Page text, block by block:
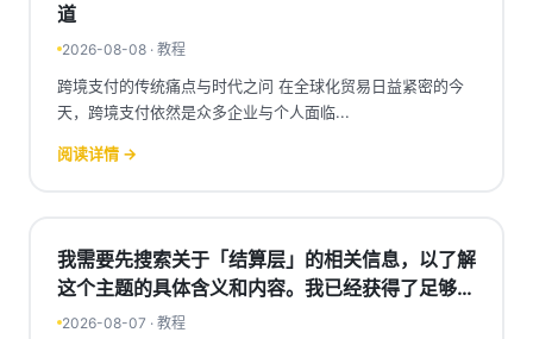
道
2026-08-08 · 教程
跨境支付的传统痛点与时代之问 在全球化贸易日益紧密的今
天，跨境支付依然是众多企业与个人面临...
阅读详情 →
我需要先搜索关于「结算层」的相关信息，以了解
这个主题的具体含义和内容。我已经获得了足够的
信息来撰写关于「结算层」的SEO文章。让我整理
2026-08-07 · 教程